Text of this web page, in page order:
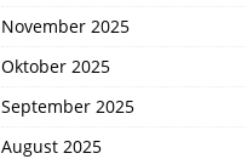
November 2025
Oktober 2025
September 2025
August 2025